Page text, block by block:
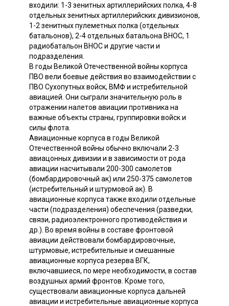
входили: 1-3 зенитных артиллерийских полка, 4-8
отдельных зенитных артиллерийских дивизионов,
1-2 зенитных пулеметных полка (отдельных
батальонов), 2-4 отдельных батальона ВНОС, 1
радиобатальон ВНОС и другие части и
подразделения.
В годы Великой Отечественной войны корпуса
ПВО вели боевые действия во взаимодействии с
ПВО Сухопутных войск, ВМФ и истребительной
авиацией. Они сыграли значительную роль в
отражении налетов авиации противника на
важные объекты страны, группировки войск и
силы флота.
Авиационные корпуса в годы Великой
Отечественной войны обычно включали 2-3
авиацонных дивизии и в зависимости от рода
авиации насчитывали 200-300 самолетов
(бомбардировочный ак) или 250-375 самолетов
(истребительный и штурмовой ак). В
авиационные корпуса также входили отдельные
части (подразделения) обеспечения (разведки,
связи, радиоэлектронного противодействия и
др.). Во время войны в составе фронтовой
авиации действовали бомбардировочные,
штурмовые, истребительные и смешанные
авиационные корпуса резерва ВГК,
включавшиеся, по мере необходимости, в состав
воздушных армий фронтов. Кроме того,
существовали авиационные корпуса дальней
авиации и истребительные авиационные корпуса